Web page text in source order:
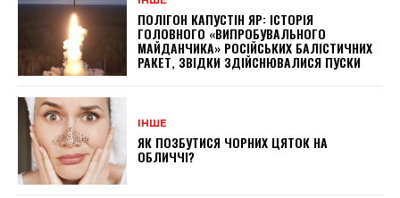
ПОЛІГОН КАПУСТІН ЯР: ІСТОРІЯ
ГОЛОВНОГО «ВИПРОБУВАЛЬНОГО
МАЙДАНЧИКА» РОСІЙСЬКИХ БАЛІСТИЧНИХ
РАКЕТ, ЗВІДКИ ЗДІЙСНЮВАЛИСЯ ПУСКИ
ІНШЕ
ЯК ПОЗБУТИСЯ ЧОРНИХ ЦЯТОК НА
ОБЛИЧЧІ?